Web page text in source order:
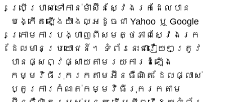
ប្រើប្រាស់ទៅកាន់ម៉ាស៊ីនស្វែងរកដែលបាន
បង្កើតឡើងយ៉ាងល្អដូចជា Yahoo ឬ Google
ក្រោមការបង្ហាញពីសមត្ថភាពស្វែងរក
ដែលមានប្រយោជន៍។ ទំព័រនេះជារឿយៗត្រូវ
បានផ្សព្វផ្សាយតាមរយៈការដំឡើង
កម្មវិធីរុករកតាមអ៊ីនធឺណិត ដែលផ្លាស់
ប្តូរការកំណត់កម្មវិធីរុករកតាម